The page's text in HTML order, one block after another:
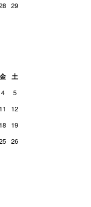
29
金
土
4
5
11
12
18 19
26